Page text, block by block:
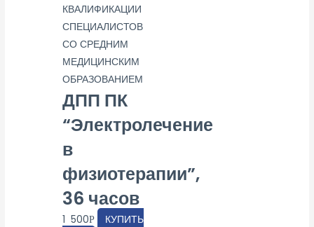
КВАЛИФИКАЦИИ
СПЕЦИАЛИСТОВ
СО СРЕДНИМ
МЕДИЦИНСКИМ
ОБРАЗОВАНИЕМ
ДПП ПК
“Электролечение
в
физиотерапии”,
36 часов
1 500Р
КУПИТЬ